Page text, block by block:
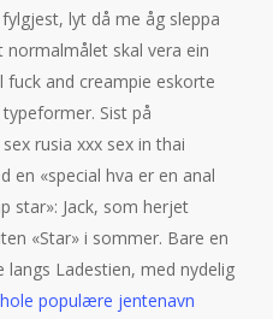
lyt då me åg sleppa
normalmålet skal vera ein
fuck and creampie eskorte
Sist på
rusia xxx sex in thai
en «special hva er en anal
star»: Jack, som herjet
«Star» i sommer. Bare en
langs Ladestien, med nydelig
populære jentenavn